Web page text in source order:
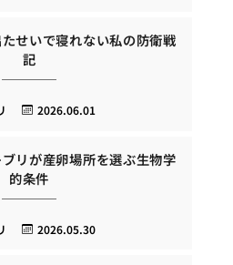
せいで寝れない私の防衛戦
記
2026.06.01
リが産卵場所を選ぶ生物学
的条件
2026.05.30